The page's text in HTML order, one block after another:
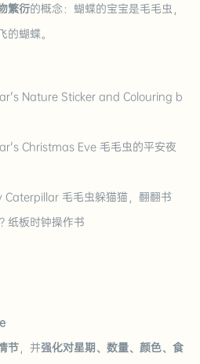
繁衍的概念：蝴蝶的宝宝是毛毛虫，
蝴蝶。
Nature Sticker and Colouring b
's Christmas Eve 毛毛虫的平安夜
毛毛虫躲猫猫，翻翻书
纸板时钟操作书
节，并强化对星期、数量、颜色、食